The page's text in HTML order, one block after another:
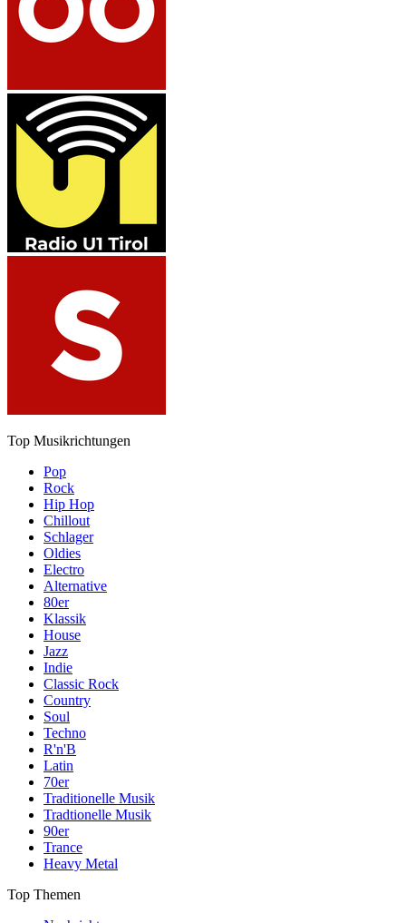
Top Musikrichtungen
Pop
Rock
Hip Hop
Chillout
Schlager
Oldies
Electro
Alternative
80er
Klassik
House
Jazz
Indie
Classic Rock
Country
Soul
Techno
R'n'B
Latin
70er
Traditionelle Musik
Tradtionelle Musik
90er
Trance
Heavy Metal
Top Themen